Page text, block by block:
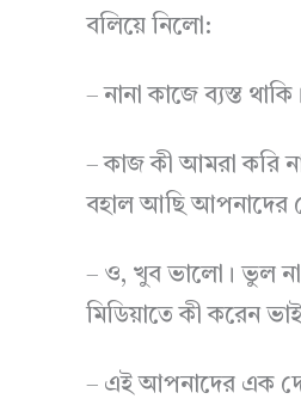
বলিয়ে নিলো:
– নানা কাজে ব্যস্ত থাকি।
– কাজ কী আমরা করি
বহাল আছি আপনাদের
– ও, খুব ভালো। ভুল না
মিডিয়াতে কী করেন
– এই আপনাদের এক